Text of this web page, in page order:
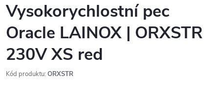
Vysokorychlostní pec
Oracle LAINOX | ORXSTR
230V XS red
Kód produktu: ORXSTR